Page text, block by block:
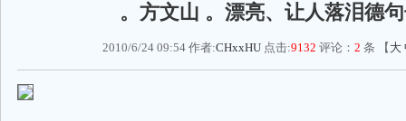
。方文山 。漂亮、让人落泪德
2010/6/24 09:54 作者:CHxxHU点击:9132 评论： 2 条 【 大